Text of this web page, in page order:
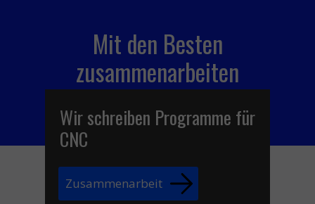
Wir schreiben Programme für
CNC
Mit den Besten
zusammenarbeiten
Zusammenarbeit